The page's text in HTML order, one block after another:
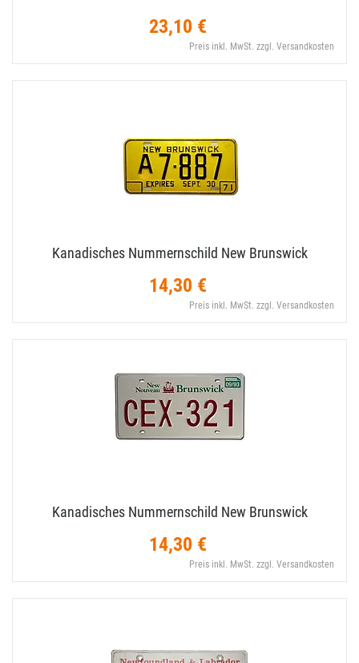
23,10 €
Preis inkl. MwSt. zzgl. Versandkosten
Kanadisches Nummernschild New Brunswick
14,30 €
Preis inkl. MwSt. zzgl. Versandkosten
Kanadisches Nummernschild New Brunswick
14,30 €
Preis inkl. MwSt. zzgl. Versandkosten